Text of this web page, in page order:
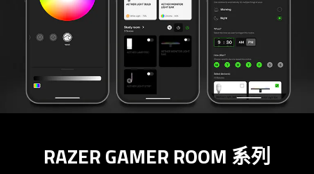
RAZER GAMER ROOM 系列